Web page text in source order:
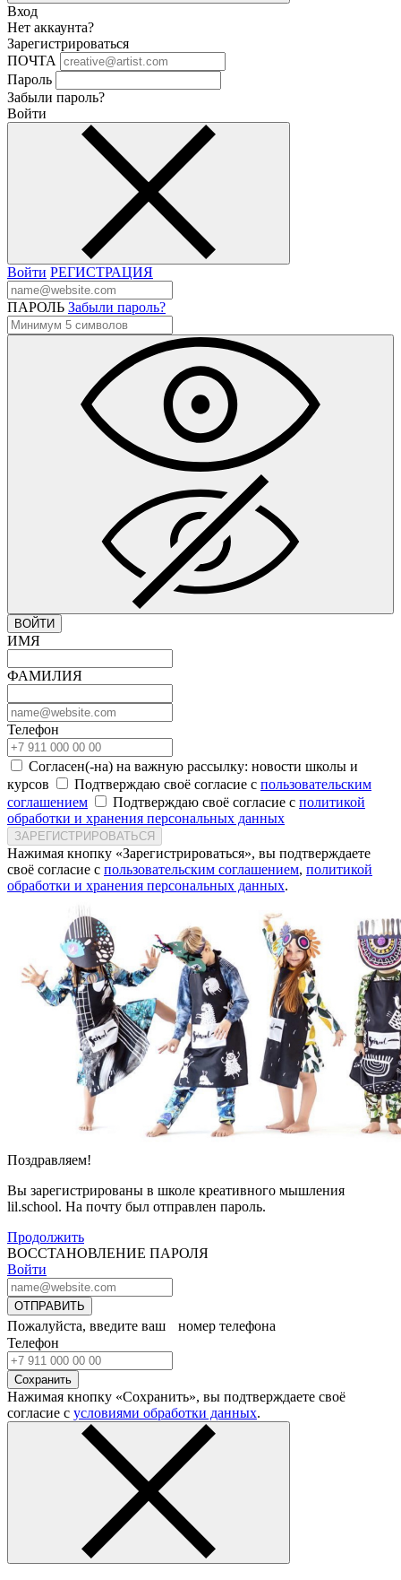
Вход
Нет аккаунта?
Зарегистрироваться
ПОЧТА
Пароль
Забыли пароль?
Войти
Войти РЕГИСТРАЦИЯ
ПАРОЛЬ Забыли пароль?
ВОЙТИ
ИМЯ
ФАМИЛИЯ
Телефон
Согласен(-на) на важную рассылку: новости школы и
курсов
Подтверждаю своё согласие с пользовательским
соглашением
Подтверждаю своё согласие с политикой
обработки и хранения персональных данных
ЗАРЕГИСТРИРОВАТЬСЯ
Нажимая кнопку «Зарегистрироваться», вы подтверждаете
своё согласие с пользовательским соглашением, политикой
обработки и хранения персональных данных.
Поздравляем!
Вы зарегистрированы в школе креативного мышления
lil.school. На почту был отправлен пароль.
Продолжить
ВОССТАНОВЛЕНИЕ ПАРОЛЯ
Войти
ОТПРАВИТЬ
Пожалуйста, введите ваш номер телефона
Телефон
Сохранить
Нажимая кнопку «Сохранить», вы подтверждаете своё
согласие с условиями обработки данных.